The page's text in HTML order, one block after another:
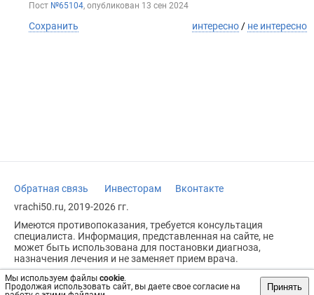
Мы используем файлы cookie.
Продолжая использовать сайт, вы даете свое согласие на
Принять
Пост №65104, опубликован 13 сен 2024
Сохранить интересно/ не интересно
Обратная связь Инвесторам
Вконтакте
vrachi50.ru, 2019-2026 гг.
Имеются противопоказания, требуется консультация
специалиста. Информация, представленная на сайте, не
может быть использована для постановки диагноза,
назначения лечения и не заменяет прием врача.
Возрастное ограничение: 18+